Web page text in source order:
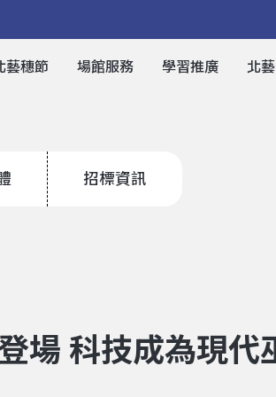
藝穗節 場館服務 學習推廣 北
招標資訊
登場 科技成為現